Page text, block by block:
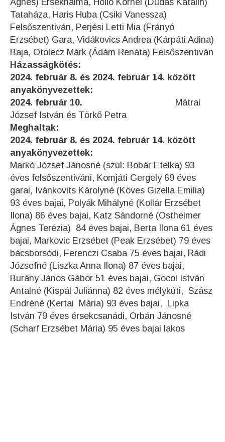
Tataháza, Haris Huba (Csiki Vanessza)
Felsőszentiván, Perjési Letti Mia (Frányó
Erzsébet) Gara, Vidákovics Andrea (Kárpáti Adina)
Baja, Otolecz Márk (Ádám Renáta) Felsőszentiván
Házasságkötés:
2024. február 8. és 2024. február 14. között
anyakönyvezettek:
2024. február 10. Mátrai
József István és Törkő Petra
Meghaltak:
2024. február 8. és 2024. február 14. között
anyakönyvezettek:
Markó József Jánosné (szül: Bobár Etelka) 93
éves felsőszentiváni, Komjáti Gergely 69 éves
garai, Ivánkovits Károlyné (Köves Gizella Emilia)
93 éves bajai, Polyák Mihályné (Kollár Erzsébet
Ilona) 86 éves bajai, Katz Sándorné (Ostheimer
Ágnes Terézia) 84 éves bajai, Berta Ilona 61 éves
bajai, Markovic Erzsébet (Peak Erzsébet) 79 éves
bácsborsódi, Ferenczi Csaba 75 éves bajai, Rádi
Józsefné (Liszka Anna Ilona) 87 éves bajai,
Burány János Gábor 51 éves bajai, Gocol István
Antalné (Kispál Juliánna) 82 éves mélykúti, Szász
Endréné (Kertai Mária) 93 éves bajai, Lipka
István 79 éves érsekcsanádi, Orbán Jánosné
(Scharf Erzsébet Mária) 95 éves bajai lakos